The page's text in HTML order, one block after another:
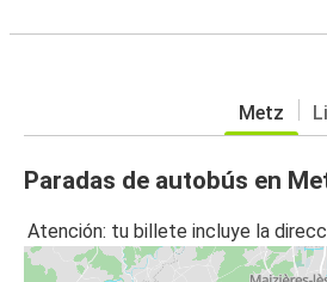
Metz
Paradas de autobús en
Atención: tu billete incluye la